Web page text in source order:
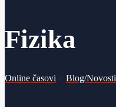
Fizika
Online časovi > Blog/Novosti